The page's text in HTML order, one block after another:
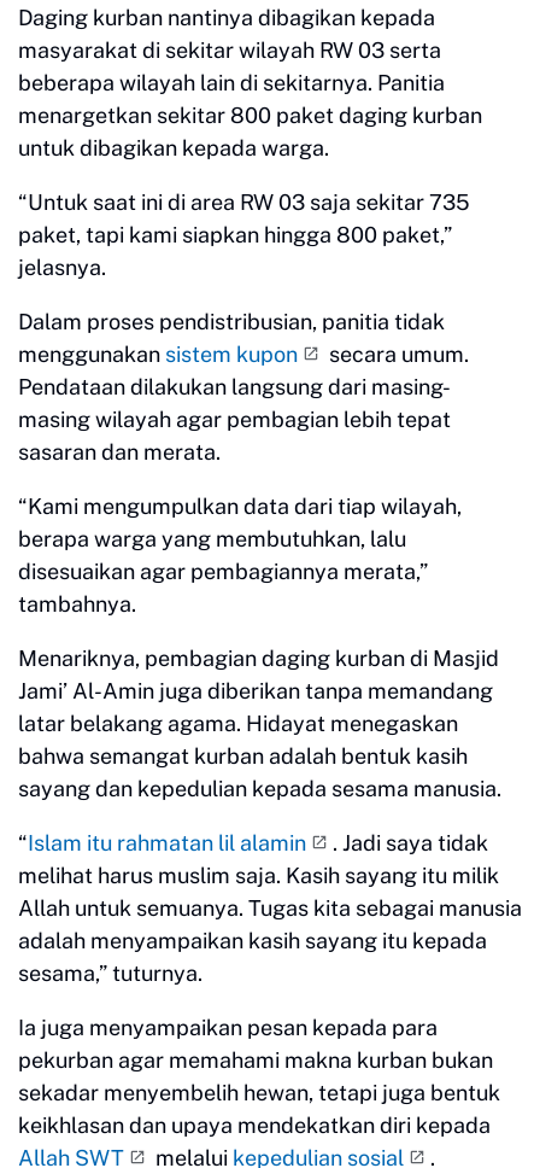
Daging kurban nantinya dibagikan kepada
masyarakat di sekitar wilayah RW 03 serta
beberapa wilayah lain di sekitarnya. Panitia
menargetkan sekitar 800 paket daging kurban
untuk dibagikan kepada warga.
“Untuk saat ini di area RW 03 saja sekitar 735
paket, tapi kami siapkan hingga 800 paket,”
jelasnya.
Dalam proses pendistribusian, panitia tidak
menggunakan sistem kupon
secara umum.
Pendataan dilakukan langsung dari masing-
masing wilayah agar pembagian lebih tepat
sasaran dan merata.
“Kami mengumpulkan data dari tiap wilayah,
berapa warga yang membutuhkan, lalu
disesuaikan agar pembagiannya merata,”
tambahnya.
Menariknya, pembagian daging kurban di Masjid
Jami’ Al-Amin juga diberikan tanpa memandang
latar belakang agama. Hidayat menegaskan
bahwa semangat kurban adalah bentuk kasih
sayang dan kepedulian kepada sesama manusia.
“Islam itu rahmatan lil alamin
. Jadi saya tidak
melihat harus muslim saja. Kasih sayang itu milik
Allah untuk semuanya. Tugas kita sebagai manusia
adalah menyampaikan kasih sayang itu kepada
sesama,” tuturnya.
Ia juga menyampaikan pesan kepada para
pekurban agar memahami makna kurban bukan
sekadar menyembelih hewan, tetapi juga bentuk
keikhlasan dan upaya mendekatkan diri kepada
Allah SWT
melalui kepedulian sosial .